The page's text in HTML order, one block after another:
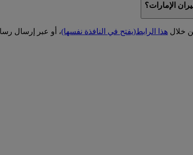
الإمارات؟
خلال هذا الرابط(يفتح في النافذة نفسها)، أو عبر إرسال